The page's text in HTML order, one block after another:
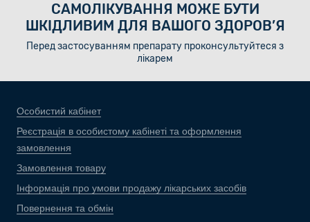
САМОЛІКУВАННЯ МОЖЕ БУТИ
ШКІДЛИВИМ ДЛЯ ВАШОГО ЗДОРОВ’Я
Перед застосуванням препарату проконсультуйтеся з
лікарем
Особистий кабінет
Реєстрація в особистому кабінеті та оформлення
замовлення
Замовлення товару
Інформація про умови продажу лікарських засобів
Повернення та обмін